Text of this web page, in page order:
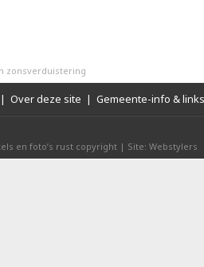
zonsverduistering
| Over deze site | Gemeente-info & links
en foto’s rust copyright | Site: Webstylers